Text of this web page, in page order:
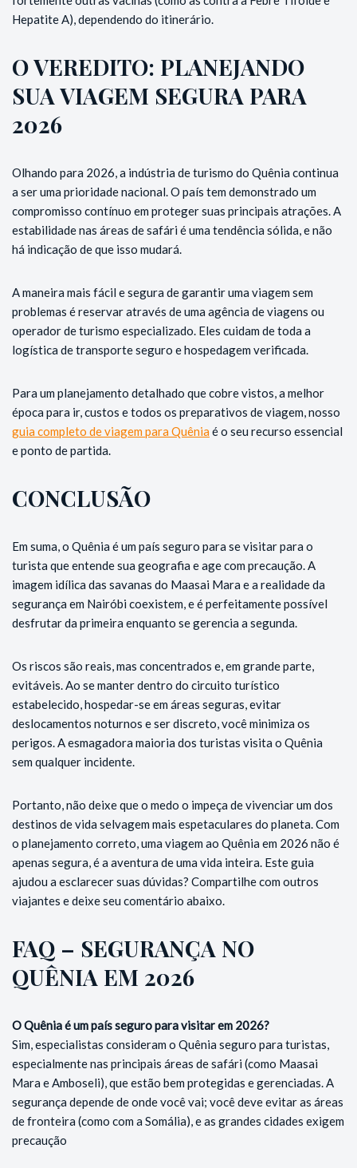
Hepatite A), dependendo do itinerário.
O VEREDITO: PLANEJANDO
SUA VIAGEM SEGURA PARA
2026
Olhando para 2026, a indústria de turismo do Quênia continua
a ser uma prioridade nacional. O país tem demonstrado um
compromisso contínuo em proteger suas principais atrações. A
estabilidade nas áreas de safári é uma tendência sólida, e não
há indicação de que isso mudará.
A maneira mais fácil e segura de garantir uma viagem sem
problemas é reservar através de uma agência de viagens ou
operador de turismo especializado. Eles cuidam de toda a
logística de transporte seguro e hospedagem verificada.
Para um planejamento detalhado que cobre vistos, a melhor
época para ir, custos e todos os preparativos de viagem, nosso
guia completo de viagem para Quêniaé o seu recurso essencial
e ponto de partida.
CONCLUSÃO
Em suma, o Quênia é um país seguro para se visitar para o
turista que entende sua geografia e age com precaução. A
imagem idílica das savanas do Maasai Mara e a realidade da
segurança em Nairóbi coexistem, e é perfeitamente possível
desfrutar da primeira enquanto se gerencia a segunda.
Os riscos são reais, mas concentrados e, em grande parte,
evitáveis. Ao se manter dentro do circuito turístico
estabelecido, hospedar-se em áreas seguras, evitar
deslocamentos noturnos e ser discreto, você minimiza os
perigos. A esmagadora maioria dos turistas visita o Quênia
sem qualquer incidente.
Portanto, não deixe que o medo o impeça de vivenciar um dos
destinos de vida selvagem mais espetaculares do planeta. Com
o planejamento correto, uma viagem ao Quênia em 2026 não é
apenas segura, é a aventura de uma vida inteira. Este guia
ajudou a esclarecer suas dúvidas? Compartilhe com outros
viajantes e deixe seu comentário abaixo.
FAQ – SEGURANÇA NO
QUÊNIA EM 2026
O Quênia é um país seguro para visitar em 2026?
Sim, especialistas consideram o Quênia seguro para turistas,
especialmente nas principais áreas de safári (como Maasai
Mara e Amboseli), que estão bem protegidas e gerenciadas. A
segurança depende de onde você vai; você deve evitar as áreas
de fronteira (como com a Somália), e as grandes cidades exigem
precaução